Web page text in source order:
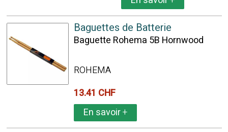
Baguettes de Batterie
Baguette Rohema 5B Hornwood
ROHEMA
13.41 CHF
En savoir+